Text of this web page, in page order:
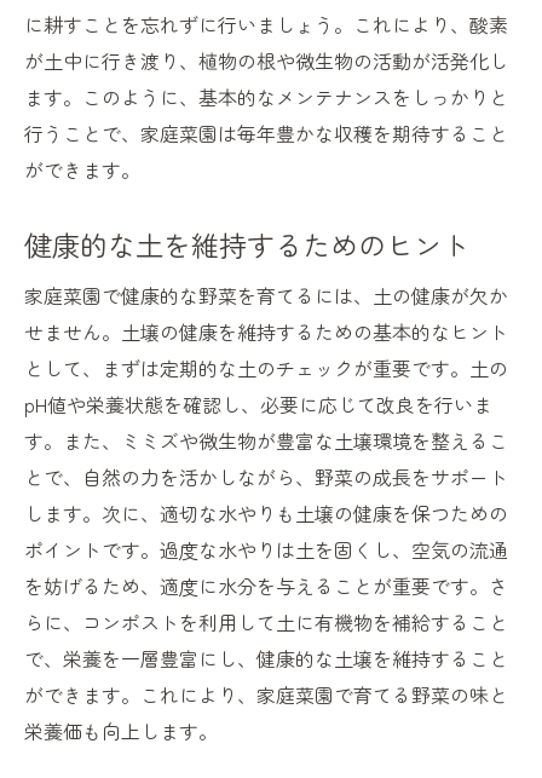
に耕すことを忘れずに行いましょう。これにより、酸素
が土中に行き渡り、植物の根や微生物の活動が活発化し
ます。このように、基本的なメンテナンスをしっかりと
行うことで、家庭菜園は毎年豊かな収穫を期待すること
ができます。
健康的な土を維持するためのヒント
家庭菜園で健康的な野菜を育てるには、土の健康が欠か
せません。土壌の健康を維持するための基本的なヒント
として、まずは定期的な土のチェックが重要です。土の
pH値や栄養状態を確認し、必要に応じて改良を行いま
す。また、ミミズや微生物が豊富な土壌環境を整えるこ
とで、自然の力を活かしながら、野菜の成長をサポート
します。次に、適切な水やりも土壌の健康を保つための
ポイントです。過度な水やりは土を固くし、空気の流通
を妨げるため、適度に水分を与えることが重要です。さ
らに、コンポストを利用して土に有機物を補給すること
で、栄養を一層豊富にし、健康的な土壌を維持すること
ができます。これにより、家庭菜園で育てる野菜の味と
栄養価も向上します。